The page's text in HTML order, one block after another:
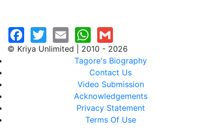
© Kriya Unlimited | 2010 - 2026
Tagore's Biography
Contact Us
Video Submission
Acknowledgements
Privacy Statement
Terms Of Use